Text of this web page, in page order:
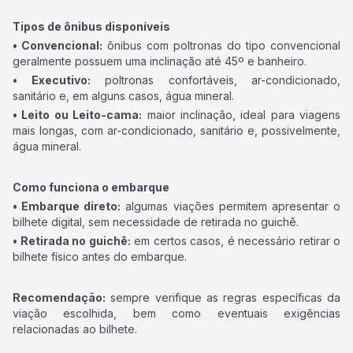
Tipos de ônibus disponíveis
• Convencional: ônibus com poltronas do tipo convencional
geralmente possuem uma inclinação até 45º e banheiro.
• Executivo: poltronas confortáveis, ar-condicionado,
sanitário e, em alguns casos, água mineral.
• Leito ou Leito-cama: maior inclinação, ideal para viagens
mais longas, com ar-condicionado, sanitário e, possivelmente,
água mineral.
Como funciona o embarque
• Embarque direto: algumas viações permitem apresentar o
bilhete digital, sem necessidade de retirada no guichê.
• Retirada no guichê: em certos casos, é necessário retirar o
bilhete físico antes do embarque.
Recomendação: sempre verifique as regras específicas da
viação escolhida, bem como eventuais exigências
relacionadas ao bilhete.